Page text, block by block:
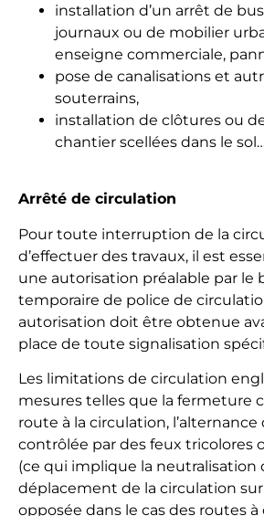
installation d’un arrêt de
journaux ou de mobilier
enseigne commerciale,
pose de canalisations et
souterrains,
installation de clôtures ou
chantier scellées dans le
Arrêté de circulation
Pour toute interruption de la
d’effectuer des travaux, il est
une autorisation préalable par le
temporaire de police de
autorisation doit être obtenue
place de toute signalisation
Les limitations de circulation
mesures telles que la fermeture
route à la circulation,
contrôlée par des feux tricolores
(ce qui implique la neutralisation
déplacement de la circulation sur
opposée dans le cas des routes à